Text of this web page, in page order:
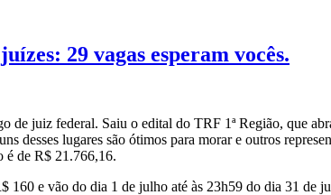
29 vagas esperam vocês.
de juiz federal. Saiu o edital do TRF 1ª Região, que
desses lugares são ótimos para morar e outros
é de R$ 21.766,16.
160 e vão do dia 1 de julho até às 23h59 do dia 31 de